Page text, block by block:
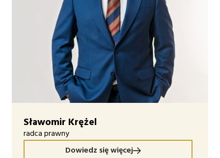
Sławomir Krężel
radca prawny
Dowiedz się więcej